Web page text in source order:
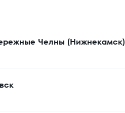
Челны (Нижнекамск)